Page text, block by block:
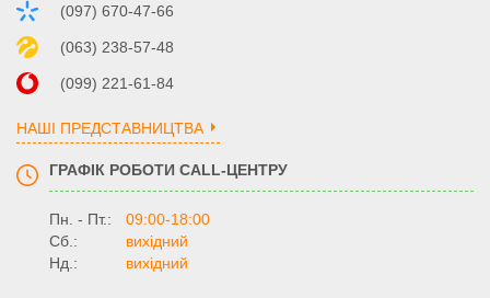
(097) 670-47-66
(063) 238-57-48
(099) 221-61-84
НАШІ ПРЕДСТАВНИЦТВА
ГРАФІК РОБОТИ CALL-ЦЕНТРУ
Пн. - Пт.:
09:00-18:00
Сб.:
вихідний
Нд.:
вихідний